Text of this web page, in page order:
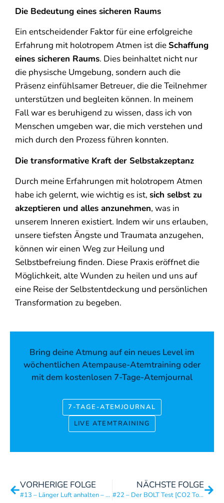
Die Bedeutung eines sicheren Raums
Ein entscheidender Faktor für eine erfolgreiche
Erfahrung mit holotropem Atmen ist die Schaffung
eines sicheren Raums. Dies beinhaltet nicht nur
die physische Umgebung, sondern auch die
Präsenz einfühlsamer Betreuer, die die Teilnehmer
unterstützen und begleiten können. In meinem
Fall war es beruhigend zu wissen, dass ich von
Menschen umgeben war, die mich verstehen und
mich durch den Prozess führen konnten.
Die transformative Kraft der Selbstakzeptanz
Durch meine Erfahrungen mit holotropem Atmen
habe ich gelernt, wie wichtig es ist, sich selbst zu
akzeptieren und alles anzunehmen, was in
unserem Inneren existiert. Indem wir uns erlauben,
unsere tiefsten Ängste und Traumata anzugehen,
können wir einen Weg zur Heilung und
Selbstbefreiung finden. Diese Praxis eröffnet die
Möglichkeit, alte Wunden zu heilen und uns auf
eine Reise der Selbstentdeckung und persönlichen
Transformation zu begeben.
Bring deine Atmung auf ein neues Level im
wöchentlichen Atempause-Atemtraining oder
mit dem kostenlosen 7-Tage-Atemjournal
7-TAGE-ATEMJOURNAL
LIVE ATEMTRAINING
VORHERIGE FOLGE
#13 – Länger Luft anhalten – Erklärung & Übungen
NÄCHSTE FOLGE
#22 – Der BOLT Test [CO2 Toleranz Test]